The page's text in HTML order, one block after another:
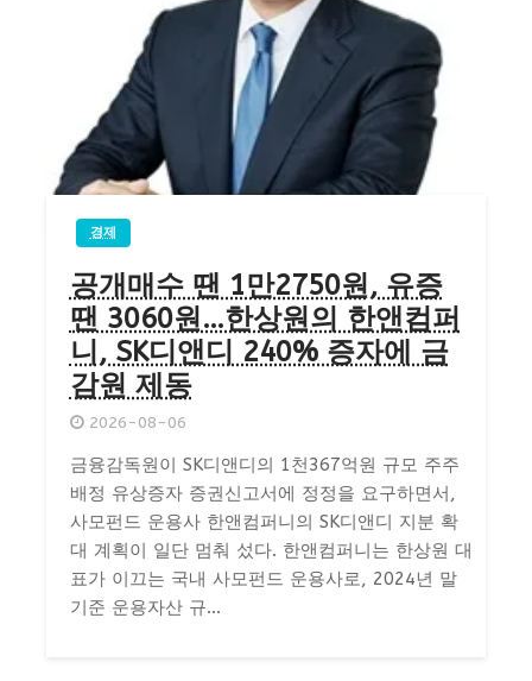
경제
공개매수 땐 1만2750원, 유증
땐 3060원…한상원의 한앤컴퍼
니, SK디앤디 240% 증자에 금
감원 제동
2026-08-06
금융감독원이 SK디앤디의 1천367억원 규모 주주
배정 유상증자 증권신고서에 정정을 요구하면서,
사모펀드 운용사 한앤컴퍼니의 SK디앤디 지분 확
대 계획이 일단 멈춰 섰다. 한앤컴퍼니는 한상원 대
표가 이끄는 국내 사모펀드 운용사로, 2024년 말
기준 운용자산 규...